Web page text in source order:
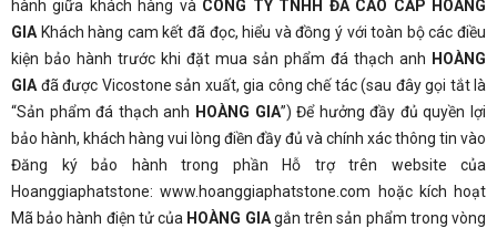
hành giữa khách hàng và CÔNG TY TNHH ĐÁ CAO CẤP HOÀNG
GIA Khách hàng cam kết đã đọc, hiểu và đồng ý với toàn bộ các điều
kiện bảo hành trước khi đặt mua sản phẩm đá thạch anh HOÀNG
GIA đã được Vicostone sản xuất, gia công chế tác (sau đây gọi tắt là
“Sản phẩm đá thạch anh HOÀNG GIA”) Để hưởng đầy đủ quyền lợi
bảo hành, khách hàng vui lòng điền đầy đủ và chính xác thông tin vào
Đăng ký bảo hành trong phần Hỗ trợ trên website của
Hoanggiaphatstone: www.hoanggiaphatstone.com hoặc kích hoạt
Mã bảo hành điện tử của HOÀNG GIAgắn trên sản phẩm trong vòng